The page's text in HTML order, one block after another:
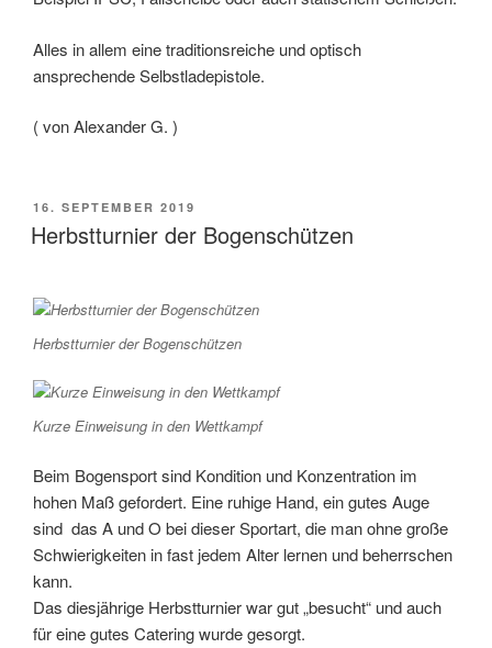
Alles in allem eine traditionsreiche und optisch
ansprechende Selbstladepistole.
( von Alexander G. )
VERÖFFENTLICHT
AM
16. SEPTEMBER 2019
Herbstturnier der Bogenschützen
Herbstturnier der Bogenschützen
Kurze Einweisung in den Wettkampf
Beim Bogensport sind Kondition und Konzentration im
hohen Maß gefordert. Eine ruhige Hand, ein gutes Auge
sind das A und O bei dieser Sportart, die man ohne große
Schwierigkeiten in fast jedem Alter lernen und beherrschen
kann.
Das diesjährige Herbstturnier war gut „besucht“ und auch
für eine gutes Catering wurde gesorgt.